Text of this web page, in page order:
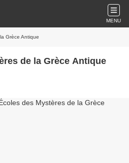
MENU
Grèce Antique
de la Grèce Antique